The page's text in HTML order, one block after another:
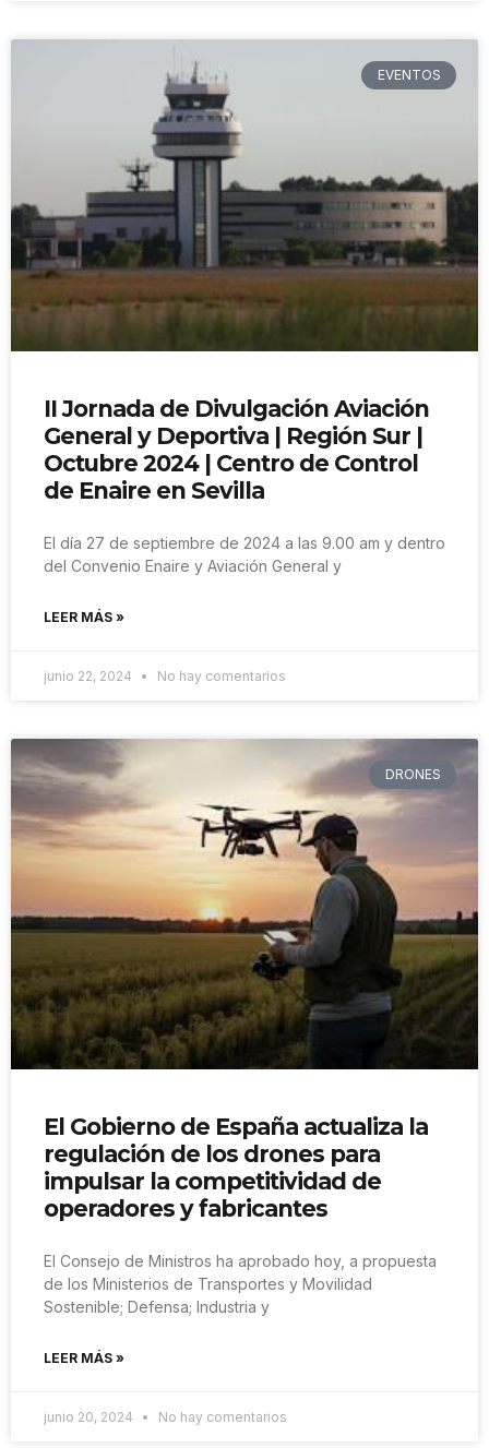
EVENTOS
II Jornada de Divulgación Aviación
General y Deportiva | Región Sur |
Octubre 2024 | Centro de Control
de Enaire en Sevilla
El día 27 de septiembre de 2024 a las 9.00 am y dentro
del Convenio Enaire y Aviación General y
LEER MÁS »
junio 22, 2024 No hay comentarios
DRONES
El Gobierno de España actualiza la
regulación de los drones para
impulsar la competitividad de
operadores y fabricantes
El Consejo de Ministros ha aprobado hoy, a propuesta
de los Ministerios de Transportes y Movilidad
Sostenible; Defensa; Industria y
LEER MÁS »
junio 20, 2024 No hay comentarios